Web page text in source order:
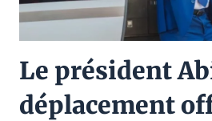
Le président
déplacement